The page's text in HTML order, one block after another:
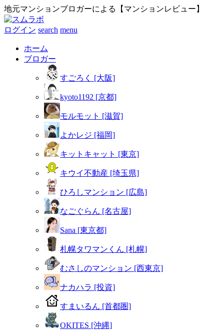
地元マンションブロガーによる【マンションレビュー】
ログイン search menu
ホーム
ブロガー
すごろく [大阪]
kyoto1192 [京都]
モルモット [滋賀]
よかレジ [福岡]
キットキャット [東京]
キウイ不動産 [埼玉県]
ひろしマンション [広島]
なごぐらん [名古屋]
Sana [東京都]
札幌タワマンくん [札幌]
むさしのマンション [西東京]
ナカハラ [投資]
すまいるん [首都圏]
OKITES [沖縄]